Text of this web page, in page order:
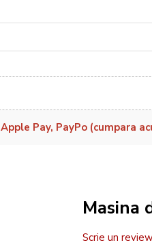
Apple Pay, PayPo (cumpara
Masina
Scrie un review